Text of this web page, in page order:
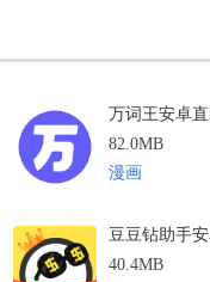
V1.3 万词王安卓
82.0MB
漫画
40.4MB